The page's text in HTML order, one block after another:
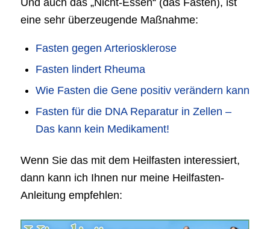
eine sehr überzeugende Maßnahme:
Fasten gegen Arteriosklerose
Fasten lindert Rheuma
Wie Fasten die Gene positiv verändern kann
Fasten für die DNA Reparatur in Zellen –
Das kann kein Medikament!
Wenn Sie das mit dem Heilfasten interessiert,
dann kann ich Ihnen nur meine Heilfasten-
Anleitung empfehlen: